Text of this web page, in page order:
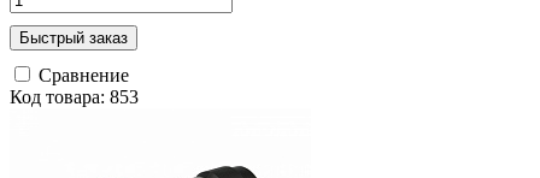
Быстрый заказ
Сравнение
Код товара: 853